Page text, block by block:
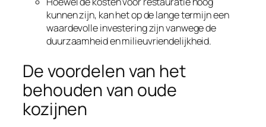
kunnen zijn, kan het op de lange termijn een
waardevolle investering zijn vanwege de
duurzaamheid en milieuvriendelijkheid.
De voordelen van het
behouden van oude
kozijnen